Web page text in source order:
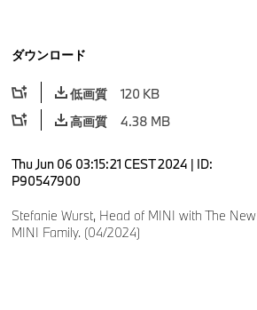
ダウンロード
低画質
120 KB
高画質
4.38 MB
Thu Jun 06 03:15:21 CEST 2024 | ID:
P90547900
Stefanie Wurst, Head of MINI with The New
MINI Family. (04/2024)